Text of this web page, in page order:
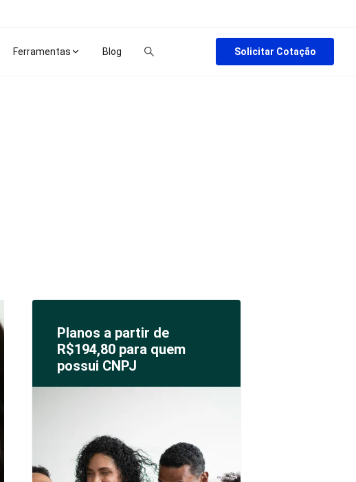
Ferramentas Blog Solicitar Cotação
Planos a partir de
R$194,80 para quem
possui CNPJ